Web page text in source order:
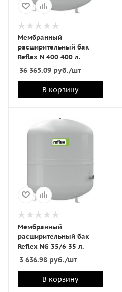
Мембранный
расширительный бак
Reflex N 400 400 л.
36 365.09 руб./шт
В корзину
Мембранный
расширительный бак
Reflex NG 35/6 35 л.
3 636.98 руб./шт
В корзину